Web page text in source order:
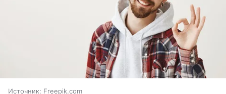
Источник: Freepik.com